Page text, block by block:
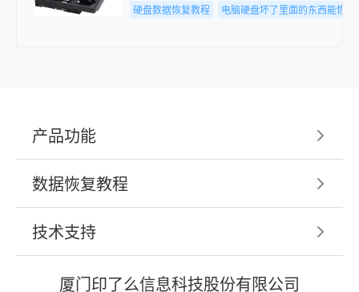
硬盘数据恢复教程 电脑硬盘坏了里面的东西能恢复
产品功能
数据恢复教程
技术支持
厦门印了么信息科技股份有限公司